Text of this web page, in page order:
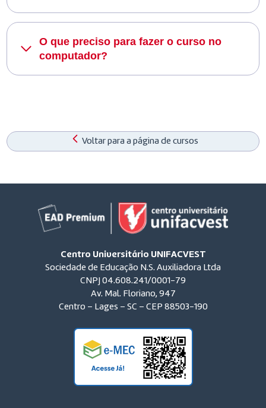
O que preciso para fazer o curso no
computador?
Voltar para a página de cursos
Centro Universitário UNIFACVEST
Sociedade de Educação N.S. Auxiliadora Ltda
CNPJ 04.608.241/0001-79
Av. Mal. Floriano, 947
Centro – Lages – SC – CEP 88503-190